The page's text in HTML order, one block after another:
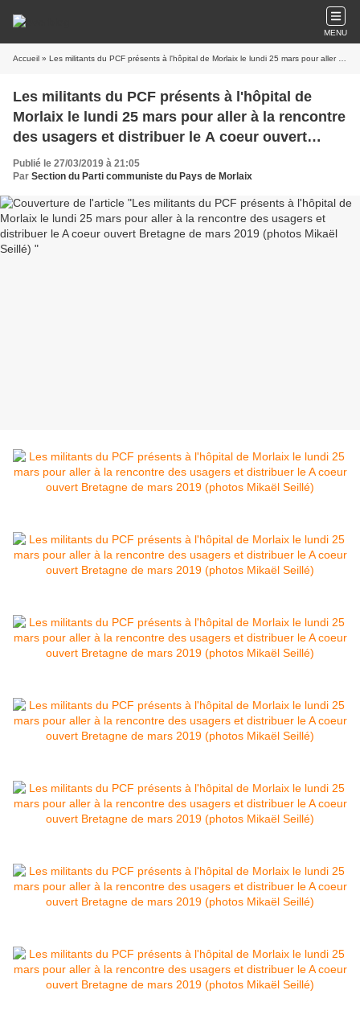
MENU
Accueil » Les militants du PCF présents à l'hôpital de Morlaix le lundi 25 mars pour aller à la rencontre des usagers et distribuer le A coeur ouvert Bretagne de mars 2019 (photos Mikaël Seillé)
Les militants du PCF présents à l'hôpital de
Morlaix le lundi 25 mars pour aller à la rencontre
des usagers et distribuer le A coeur ouvert
Bretagne de mars 2019 (photos Mikaël Seillé)
Publié le 27/03/2019 à 21:05
Par Section du Parti communiste du Pays de Morlaix